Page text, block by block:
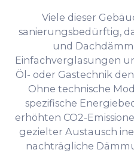
Viele dieser
sanierungsbedürftig,
und
Einfachverglasungen
Öl- oder Gastechnik
Ohne technische
spezifische
erhöhten CO2-
gezielter Austausch
nachträgliche